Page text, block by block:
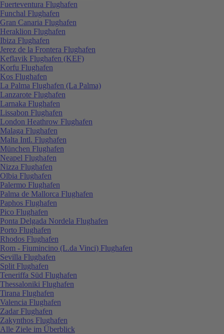
Fuerteventura Flughafen
Funchal Flughafen
Gran Canaria Flughafen
Heraklion Flughafen
Ibiza Flughafen
Jerez de la Frontera Flughafen
Keflavik Flughafen (KEF)
Korfu Flughafen
Kos Flughafen
La Palma Flughafen (La Palma)
Lanzarote Flughafen
Larnaka Flughafen
Lissabon Flughafen
London Heathrow Flughafen
Malaga Flughafen
Malta Intl. Flughafen
München Flughafen
Neapel Flughafen
Nizza Flughafen
Olbia Flughafen
Palermo Flughafen
Palma de Mallorca Flughafen
Paphos Flughafen
Pico Flughafen
Ponta Delgada Nordela Flughafen
Porto Flughafen
Rhodos Flughafen
Rom - Fiumincino (L.da Vinci) Flughafen
Sevilla Flughafen
Split Flughafen
Teneriffa Süd Flughafen
Thessaloniki Flughafen
Tirana Flughafen
Valencia Flughafen
Zadar Flughafen
Zakynthos Flughafen
Alle Ziele im Überblick